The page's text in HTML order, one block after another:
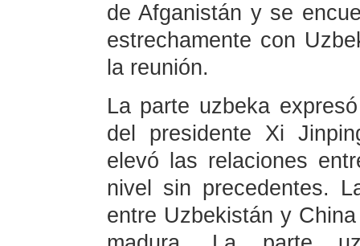
de Afganistán y se
estrechamente con
la reunión.
La parte uzbeka
del presidente Xi
elevó las relaciones
nivel sin precedentes.
entre Uzbekistán y